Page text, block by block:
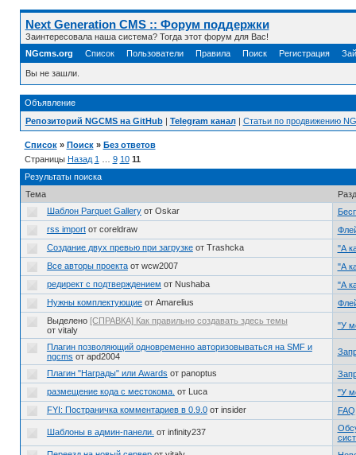
Next Generation CMS :: Форум поддержки
Заинтересовала наша система? Тогда этот форум для Вас!
NGcms.org
Список Пользователи Правила Поиск Регистрация
Вы не зашли.
Объявление
Репозиторий NGCMS на GitHub| Telegram канал| Статьи по продвижению
Список » Поиск » Без ответов
Страницы Назад 1 9 10 11
Результаты поиска
Тема
Шаблон Parquet Gallery от Oskar
rss import от coreldraw
Создание двух превью при загрузке от Trashcka
"А
Все авторы проекта от wcw2007
"А
редирект с подтверждением от Nushaba
"А
Нужны комплектующие от Amarelius
Выделено [СПРАВКА] Как правильно создавать здесь темы
от vitaly
"У
Плагин позволяющий одновременно авторизовываться на SMF и
ngcms от apd2004
Плагин "Награды" или Awards от panoptus
размещение кода с местокома. от Luca
"У
FYI: Постраничка комментариев в 0.9.0 от insider FAQ
Шаблоны в админ-панели. от infinity237